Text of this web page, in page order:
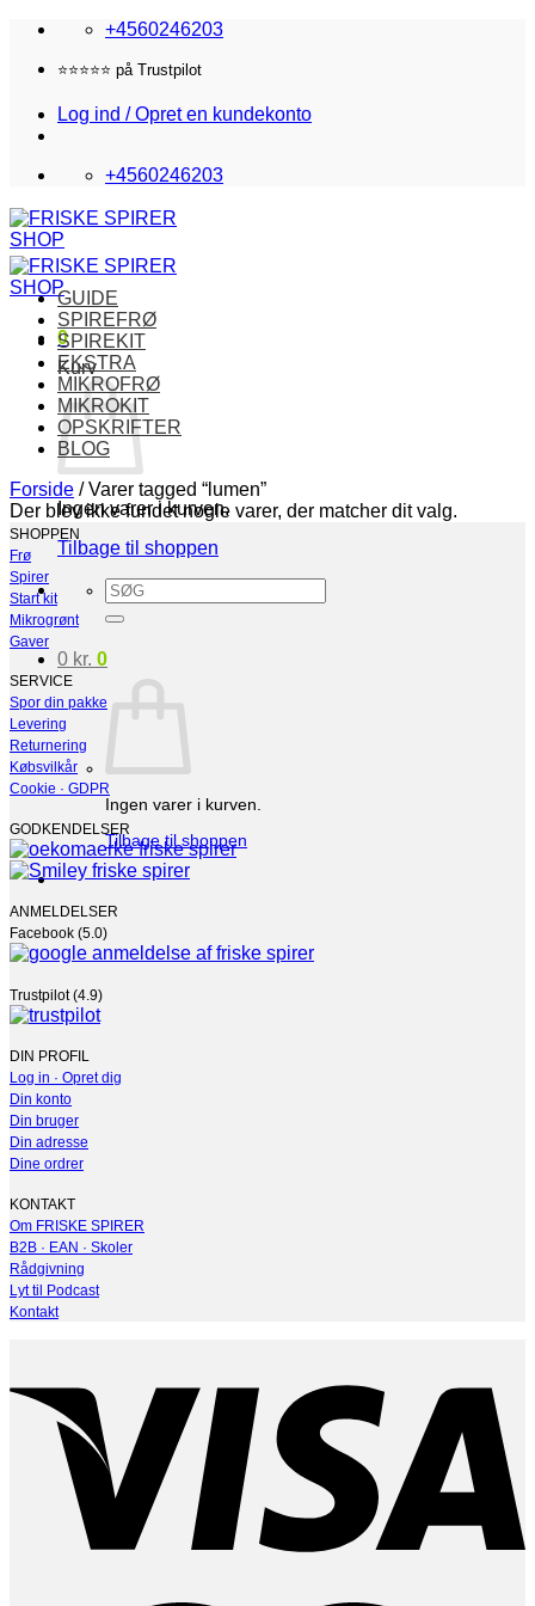
Fortsæt
indhold
+4560246203
Fri fragt i DK over 870,-
Log ind / Opret en kundekonto
+4560246203
0
Kurv
Ingen varer i kurven.
Tilbage til shoppen
Søg
efter:
0 kr. 0
Ingen varer i kurven.
Tilbage til shoppen
GUIDE
SPIREFRØ
SPIREKIT
EKSTRA
MIKROFRØ
MIKROKIT
OPSKRIFTER
BLOG
Forside /Varer tagged “lumen”
Der blev ikke fundet nogle varer, der matcher dit valg.
SHOPPEN
Frø
Spirer
Start kit
Mikrogrønt
Gaver
SERVICE
Spor din pakke
Levering
Returnering
Købsvilkår
Cookie · GDPR
GODKENDELSER
ANMELDELSER
Facebook (5.0)
Trustpilot (4.9)
DIN PROFIL
Log in · Opret dig
Din konto
Din bruger
Din adresse
Dine ordrer
KONTAKT
Om FRISKE SPIRER
B2B · EAN · Skoler
Rådgivning
Lyt til Podcast
Kontakt